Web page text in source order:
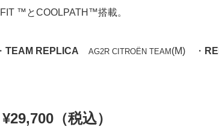
™️とCOOLPATH™️搭載。
TEAM REPLICA AG2R CITROËN TEAM (M) ・
（税込）